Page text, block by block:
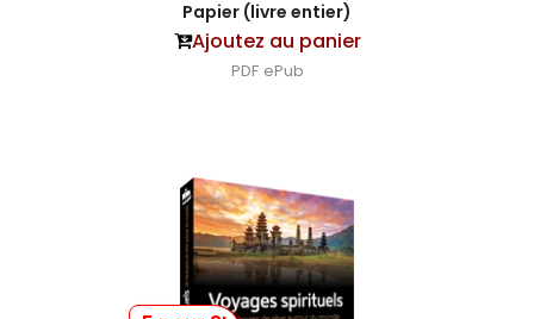
Papier (livre entier)
Ajoutez au panier
PDF ePub